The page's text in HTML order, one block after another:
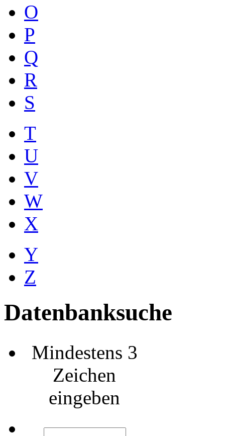
O
P
Q
R
S
T
U
V
W
X
Y
Z
Datenbanksuche
Mindestens 3
Zeichen
eingeben